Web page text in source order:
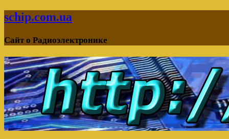
schip.com.ua
Сайт о Радиоэлектронике